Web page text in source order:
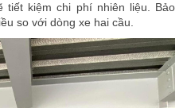
kiệm chi phí nhiên liệu. Bảo
so với dòng xe hai cầu.